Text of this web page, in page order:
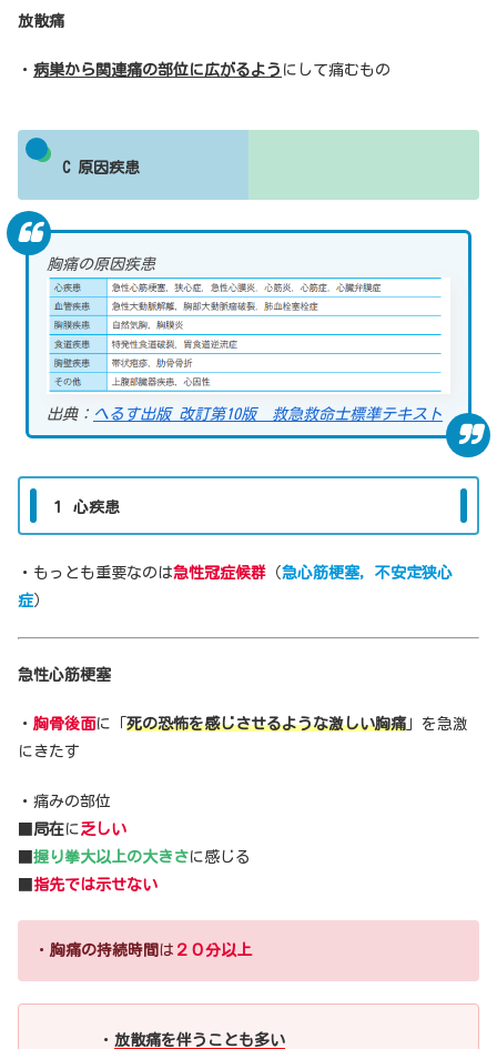
放散痛
・ 病巣から関連痛の部位に広がるよう にして痛むもの
C 原因疾患
胸痛の原因疾患
出典： へるす出版 改訂第10版 救急救命士標準テキスト
１ 心疾患
・もっとも重要なのは急性冠症候群 （急心筋梗塞，不安定狭心
症）
急性心筋梗塞
・ 胸骨後面に「 死の恐怖を感じさせるような激しい胸痛 」を急激
にきたす
・痛みの部位
局在に乏しい
握り拳大以上の大きさに感じる
指先では示せない
・ 胸痛の持続時間 は ２０分以上
・ 放散痛を伴うことも多い